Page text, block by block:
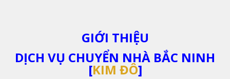
GIỚI THIỆU
DỊCH VỤ CHUYỂN NHÀ BẮC NINH
[KIM ĐÔ]